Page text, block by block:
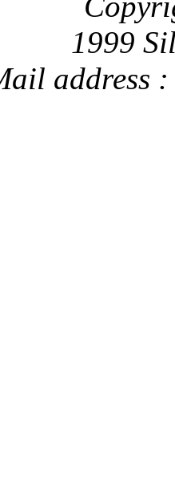
1999
address